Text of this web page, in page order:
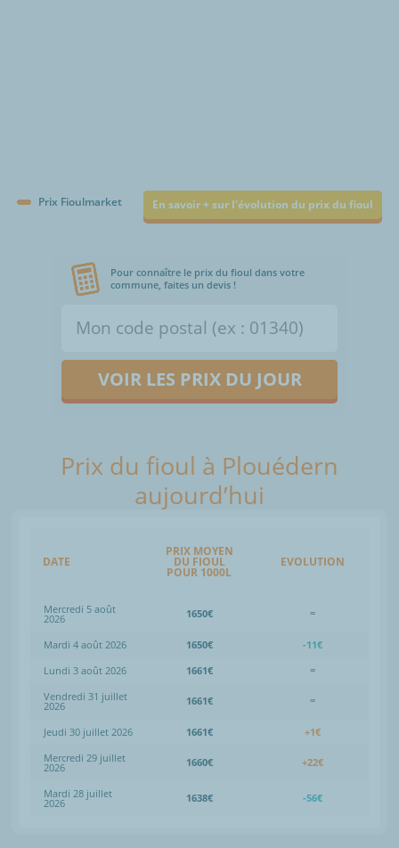
Prix Fioulmarket En savoir + sur l'évolution du prix du fioul
Pour connaître le prix du fioul dans votre
commune, faites un devis !
VOIR LES PRIX DU JOUR
Prix du fioul à Plouédern
aujourd’hui
DATE
PRIX MOYEN
DU FIOUL
POUR 1000L
EVOLUTION
Mercredi 5 août
2026 1650€ =
Mardi 4 août 2026 1650€
-11€
Lundi 3 août 2026
1661€
=
Vendredi 31 juillet
2026 1661€ =
Jeudi 30 juillet 2026 1661€
+1€
Mercredi 29 juillet
2026 1660€ +22€
Mardi 28 juillet
2026 1638€ -56€